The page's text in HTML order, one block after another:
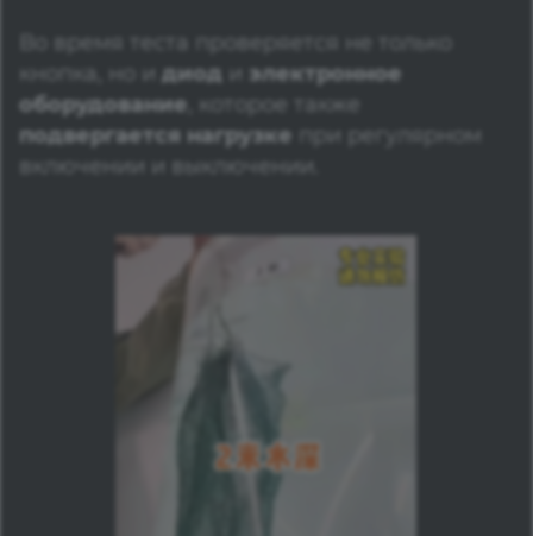
Во время теста проверяется не только
кнопка, но и диод
электронное
оборудование , которое также
подвергается нагрузке при регулярном
включении и выключении.